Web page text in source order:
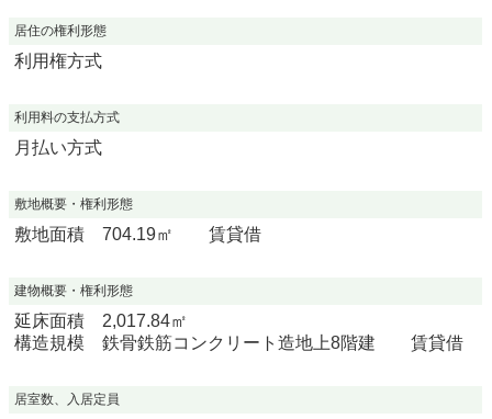
居住の権利形態
利用権方式
利用料の支払方式
月払い方式
敷地概要・権利形態
敷地面積 704.19㎡ 賃貸借
建物概要・権利形態
延床面積 2,017.84㎡
構造規模 鉄骨鉄筋コンクリート造地上8階建 賃貸借
居室数、入居定員